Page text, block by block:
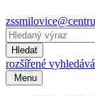
Hledat
rozšířené
Menu